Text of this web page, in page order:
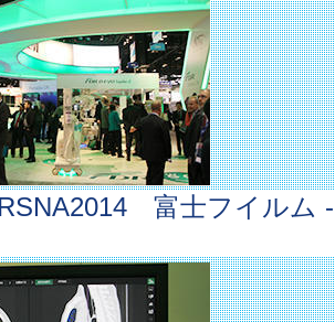
RSNA2014 富士フイルム